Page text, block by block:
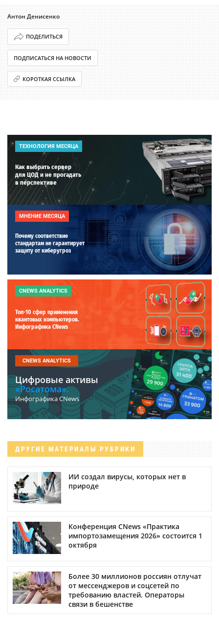
Антон Денисенко
ПОДЕЛИТЬСЯ
ПОДПИСАТЬСЯ НА НОВОСТИ
КОРОТКАЯ ССЫЛКА
ТЕХНОЛОГИЯ МЕСЯЦА
Как выбрать сервер
для ЦОД и не прогадать
в перспективе
МНЕНИЕ МЕСЯЦА
Почему соответствие
стандартам не гарантирует
защиту от киберугроз
CNEWS ANALYTICS
Топ-10 сфер применения
квантовых компьютеров.
Инфографика CNews
CNEWS ANALYTICS
Цифровые активы
«Росатома».
Инфографика CNews
ДРУГИЕ МАТЕРИАЛЫ РУБРИКИ
ИИ создал вирусы, которых нет в
природе
Конференция CNews «Практика
импортозамещения 2026» состоится 1
октября
Более 30 миллионов россиян отлучат
от мессенджеров и соцсетей по
требованию властей. Операторы
связи в бешенстве